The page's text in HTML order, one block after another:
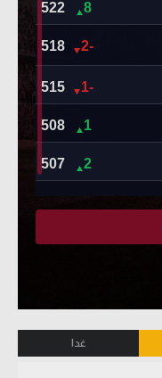
غدا